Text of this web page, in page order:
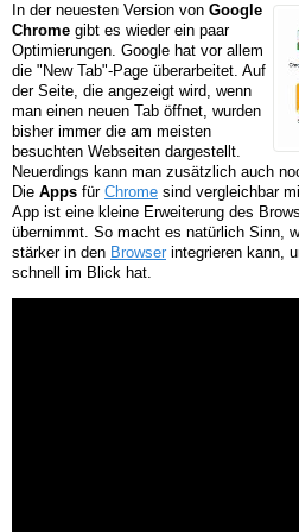
In der neuesten Version von Google
Chrome gibt es wieder ein paar
Optimierungen. Google hat vor allem
die "New Tab"-Page überarbeitet. Auf
der Seite, die angezeigt wird, wenn
man einen neuen Tab öffnet, wurden
bisher immer die am meisten
besuchten Webseiten dargestellt.
Neuerdings kann man zusätzlich auch
Die Apps für Chrome sind vergleichbar
App ist eine kleine Erweiterung des
übernimmt. So macht es natürlich Sinn,
stärker in den Browser integrieren kann,
schnell im Blick hat.